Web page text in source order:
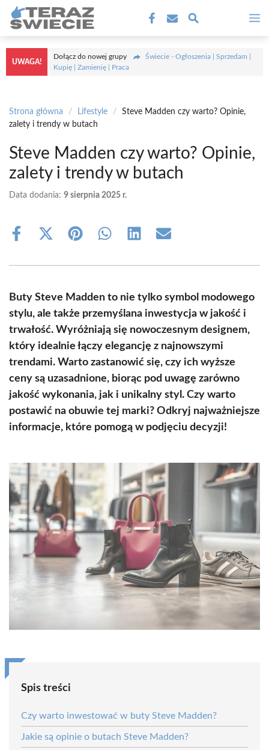
Przejdź
treści
UWAGA!
Dołącz do nowej grupy
Świecie - Ogłoszenia | Sprzedam |
Kupię | Zamienię | Praca
Strona główna / Lifestyle /
Steve Madden czy warto? Opinie,
zalety i trendy w butach
Steve Madden czy warto? Opinie,
zalety i trendy w butach
Data dodania: 9 sierpnia 2025 r.
Share
Share
(Twitter)
Share Share Share Share
Buty Steve Madden to nie tylko symbol modowego
stylu, ale także przemyślana inwestycja w jakość i
trwałość. Wyróżniają się nowoczesnym designem,
który idealnie łączy elegancję z najnowszymi
trendami. Warto zastanowić się, czy ich wyższe
ceny są uzasadnione, biorąc pod uwagę zarówno
jakość wykonania, jak i unikalny styl. Czy warto
postawić na obuwie tej marki? Odkryj najważniejsze
informacje, które pomogą w podjęciu decyzji!
Spis treści
Czy warto inwestować w buty Steve Madden?
Jakie są opinie o butach Steve Madden?